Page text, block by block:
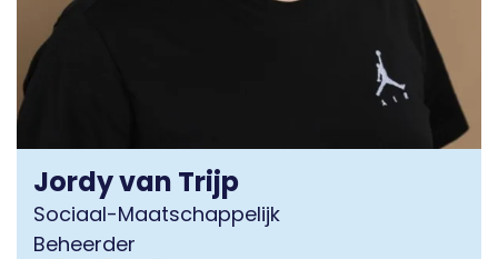
Jordy van Trijp
Sociaal-Maatschappelijk
Beheerder